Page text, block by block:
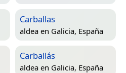
Carballas
aldea en Galicia, España
Carballás
aldea en Galicia, España